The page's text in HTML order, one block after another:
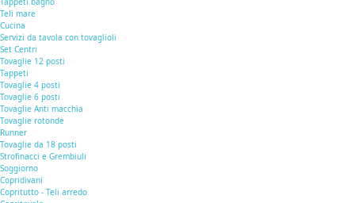
Teli mare
Cucina
Servizi da tavola con tovaglioli
Set Centri
Tovaglie 12 posti
Tappeti
Tovaglie 4 posti
Tovaglie 6 posti
Tovaglie Anti macchia
Tovaglie rotonde
Runner
Tovaglie da 18 posti
Strofinacci e Grembiuli
Soggiorno
Copridivani
Copritutto - Teli arredo